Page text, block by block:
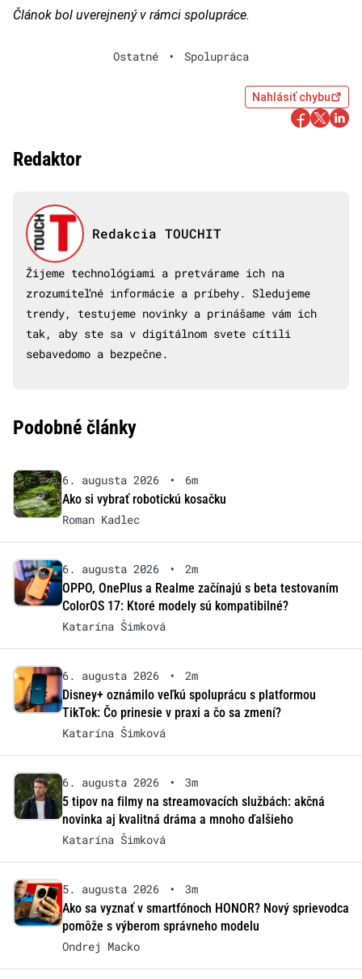
Článok bol uverejnený v rámci spolupráce.
Ostatné • Spolupráca
Nahlásiť chybu
Redaktor
Redakcia TOUCHIT
Žijeme technológiami a pretvárame ich na
zrozumiteľné informácie a príbehy. Sledujeme
trendy, testujeme novinky a prinášame vám ich
tak, aby ste sa v digitálnom svete cítili
sebavedomo a bezpečne.
Podobné články
6. augusta 2026 •
6m
Ako si vybrať robotickú kosačku
Roman Kadlec
6. augusta 2026 •
2m
OPPO, OnePlus a Realme začínajú s beta testovaním
ColorOS 17: Ktoré modely sú kompatibilné?
Katarína Šimková
6. augusta 2026 •
2m
Disney+ oznámilo veľkú spoluprácu s platformou
TikTok: Čo prinesie v praxi a čo sa zmení?
Katarína Šimková
6. augusta 2026 •
3m
5 tipov na filmy na streamovacích službách: akčná
novinka aj kvalitná dráma a mnoho ďalšieho
Katarína Šimková
5. augusta 2026 •
3m
Ako sa vyznať v smartfónoch HONOR? Nový sprievodca
pomôže s výberom správneho modelu
Ondrej Macko